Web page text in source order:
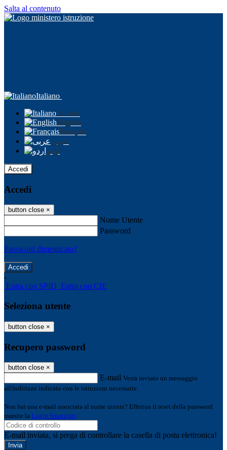
Salta al contenuto
Italiano
Italiano
English
Français
عربى
اردو
Accedi
Accedi
button close ×
Nome Utente
Password
Password dimenticata?
-
Entra con SPID Entra con CIE
Seleziona utente
button close ×
Recupero password
button close ×
E-mail Verrà inviato un messaggio
all'indirizzo indicato con le istruzioni necessarie.
Non hai una e-mail associata al nome utente? Effettua il reset della password
tramite la Login Spaggiari
E-mail inviata, si prega di controllare la casella di posta elettronica!